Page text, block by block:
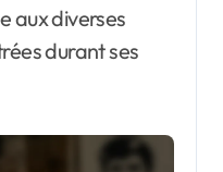
aux diverses
durant ses